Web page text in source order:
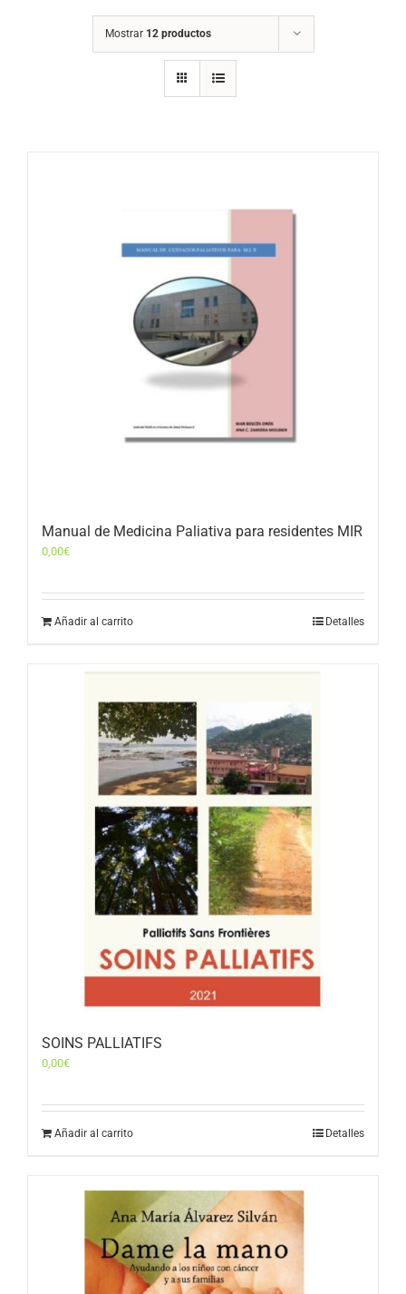
Mostrar 12 productos
Manual de Medicina Paliativa para residentes MIR
0,00€
Añadir al carrito Detalles
SOINS PALLIATIFS
0,00€
Añadir al carrito Detalles